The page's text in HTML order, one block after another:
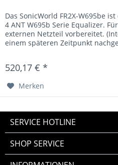
Das SonicWorld FR2X-W695be
4 ANT W695b Serie Equalizer.
externen Netzteil vorbereitet.
einem späteren Zeitpunkt
520,17 € *
Merken
SERVICE HOTLINE
SHOP SERVICE